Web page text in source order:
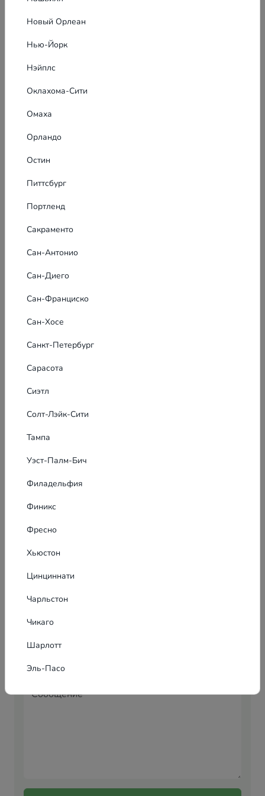
Заявка на баннерную рекламу
Интересует большой охват в котором заметят именно
Вас? Свяжитесь с нами для разработки уникальной
рекламной кампании, которую создадут наши
профессиональные дизайнеры и менеджеры по
баннерной рекламе.
Новый Орлеан
Нью-Йорк
Нэйплс
Оклахома-Сити
Омаха
Орландо
Остин
Питтсбург
Портленд
Сакраменто
Сан-Антонио
Сан-Диего
Сан-Франциско
Сан-Хосе
Санкт-Петербург
Сарасота
Сиэтл
Солт-Лэйк-Сити
Тампа
Уэст-Палм-Бич
Филадельфия
Финикс
Фресно
Хьюстон
Цинциннати
Чарльстон
Чикаго
Шарлотт
Эль-Пасо